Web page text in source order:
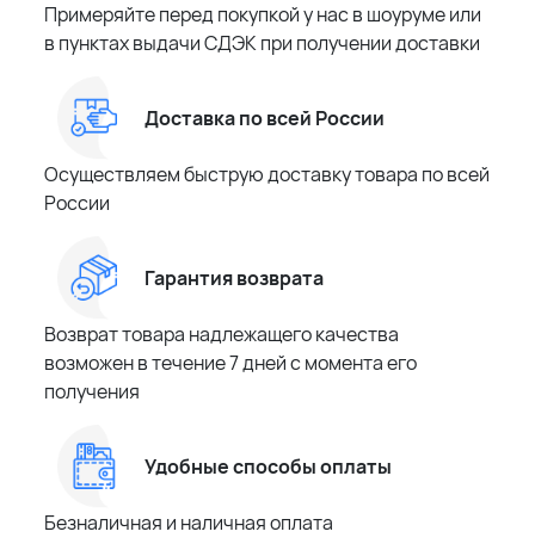
Примеряйте перед покупкой у нас в шоуруме или
в пунктах выдачи СДЭК при получении доставки
Доставка по всей России
Осуществляем быструю доставку товара по всей
России
Гарантия возврата
Возврат товара надлежащего качества
возможен в течение 7 дней с момента его
получения
Удобные способы оплаты
Безналичная и наличная оплата